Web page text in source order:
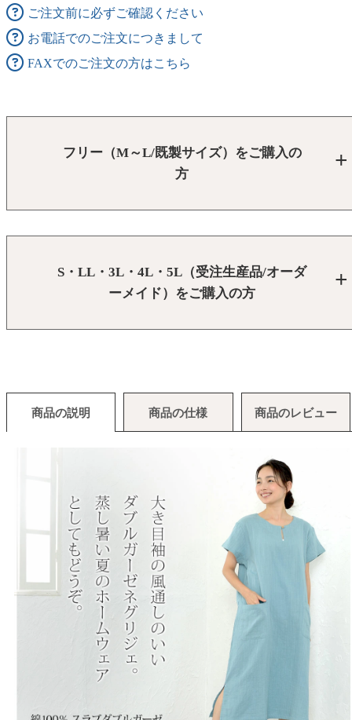
ご注文前に必ずご確認ください
お電話でのご注文につきまして
FAXでのご注文の方はこちら
フリー（M～L/既製サイズ）をご購入の
方
S・LL・3L・4L・5L（受注生産品/オーダ
ーメイド）をご購入の方
商品の説明 商品の仕様 商品のレビュー